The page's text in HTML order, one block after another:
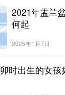
2021年盂兰
何起
2025年1月7日
时出生的女